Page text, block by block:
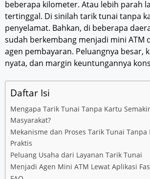
beberapa kilometer. Atau lebih parah
tertinggal. Di sinilah tarik tunai tanpa
penyelamat. Bahkan, di beberapa
sudah berkembang menjadi mini ATM
agen pembayaran. Peluangnya besar,
nyata, dan margin keuntungannya
Daftar Isi
Mengapa Tarik Tunai Tanpa Kartu
Masyarakat?
Mekanisme dan Proses Tarik Tunai Tanpa
Praktis
Peluang Usaha dari Layanan Tarik Tunai
Menjadi Agen Mini ATM Lewat Aplikasi